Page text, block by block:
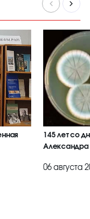
145 лет со
Александра
06 августа